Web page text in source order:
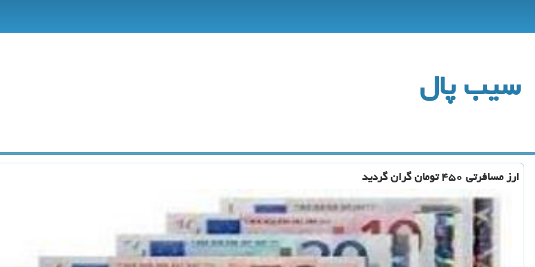
سیب پال
ارز مسافرتی ۴۵۰ تومان گران گردید